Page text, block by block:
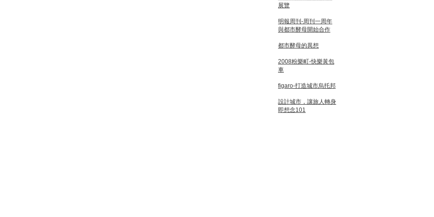
展覽
明報周刊-周刊一周年
與都市酵母開始合作
都市酵母的異想
2008粉樂町-快樂黃包
車
figaro-打造城市烏托邦
設計城市，讓旅人轉身
即想念101